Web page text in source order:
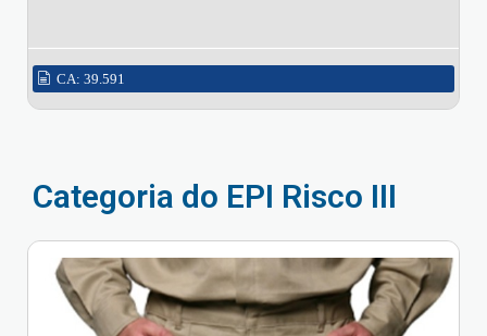
CA: 39.591
Categoria do EPI Risco III